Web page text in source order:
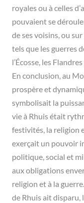
royales ou à celles
pouvaient se
de ses voisins, ou
tels que les guerres
l’Écosse, les
En conclusion, au
prospère et
symbolisait la
vie à Rhuis était
festivités, la religion
exerçait un pouvoir
politique, social et
aux obligations
religion et à la
de Rhuis ait disparu,